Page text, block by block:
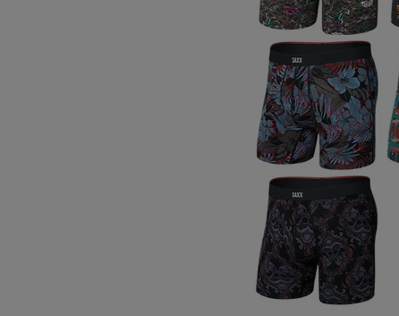
キャップ･ハット･ニット
全てのカテゴリを見る
ヨガ
キャンプ・フェス
旅行
通学